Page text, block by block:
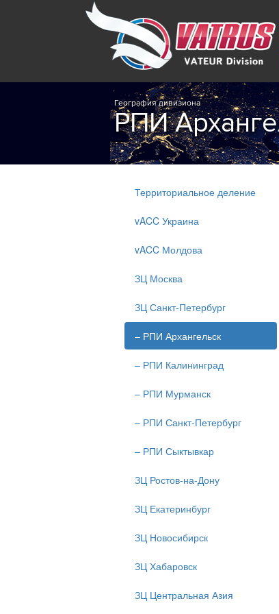
География дивизиона
РПИ
Территориальное деление
vACC Украина
vACC Молдова
ЗЦ Москва
ЗЦ Санкт-Петербург
– РПИ Архангельск
– РПИ Калининград
– РПИ Мурманск
– РПИ Санкт-Петербург
– РПИ Сыктывкар
ЗЦ Ростов-на-Дону
ЗЦ Екатеринбург
ЗЦ Новосибирск
ЗЦ Хабаровск
ЗЦ Центральная Азия